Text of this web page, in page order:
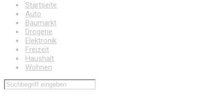
Startseite
Auto
Baumarkt
Drogerie
Elektronik
Freizeit
Haushalt
Wohnen